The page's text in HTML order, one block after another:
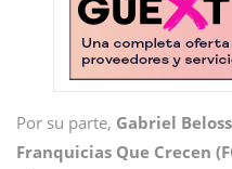
Por su parte, Gabriel
Franquicias Que Crecen